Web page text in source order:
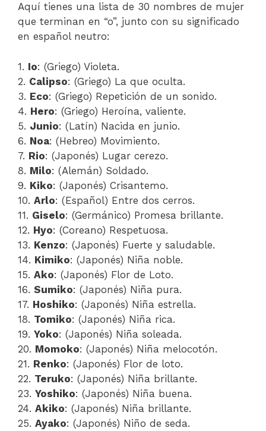
Aquí tienes una lista de 30 nombres de mujer
que terminan en “o”, junto con su significado
en español neutro:
1. Io: (Griego) Violeta.
2. Calipso: (Griego) La que oculta.
3. Eco: (Griego) Repetición de un sonido.
4. Hero: (Griego) Heroína, valiente.
5. Junio: (Latín) Nacida en junio.
6. Noa: (Hebreo) Movimiento.
7. Rio: (Japonés) Lugar cerezo.
8. Milo: (Alemán) Soldado.
9. Kiko: (Japonés) Crisantemo.
10. Arlo: (Español) Entre dos cerros.
11. Giselo: (Germánico) Promesa brillante.
12. Hyo: (Coreano) Respetuosa.
13. Kenzo: (Japonés) Fuerte y saludable.
14. Kimiko: (Japonés) Niña noble.
15. Ako: (Japonés) Flor de Loto.
16. Sumiko: (Japonés) Niña pura.
17. Hoshiko: (Japonés) Niña estrella.
18. Tomiko: (Japonés) Niña rica.
19. Yoko: (Japonés) Niña soleada.
20. Momoko: (Japonés) Niña melocotón.
21. Renko: (Japonés) Flor de loto.
22. Teruko: (Japonés) Niña brillante.
23. Yoshiko: (Japonés) Niña buena.
24. Akiko: (Japonés) Niña brillante.
25. Ayako: (Japonés) Niño de seda.